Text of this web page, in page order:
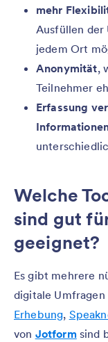
mehr
Ausfüllen der
jedem Ort
Anonymität,
Teilnehmer
Erfassung
Welche
sind gut
geeignet?
Es gibt mehrere
digitale
Erhebung,
von Jotformsind